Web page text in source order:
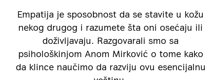
Empatija je sposobnost da se stavite u kožu
nekog drugog i razumete šta oni osećaju ili
doživljavaju. Razgovarali smo sa
psihološkinjom Anom Mirković o tome kako
da klince naučimo da razviju ovu esencijalnu